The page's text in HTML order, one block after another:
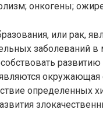
онкогены;
или рак,
заболеваний
окружающая
определенных